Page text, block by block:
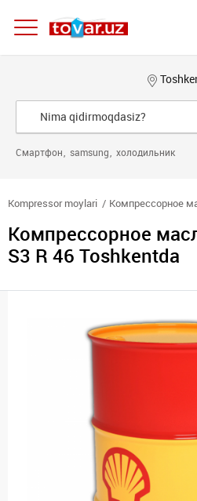
Смартфон samsung холодильник
Kompressor moylari Компрессорное
Компрессорное
S3 R 46 Toshkentda